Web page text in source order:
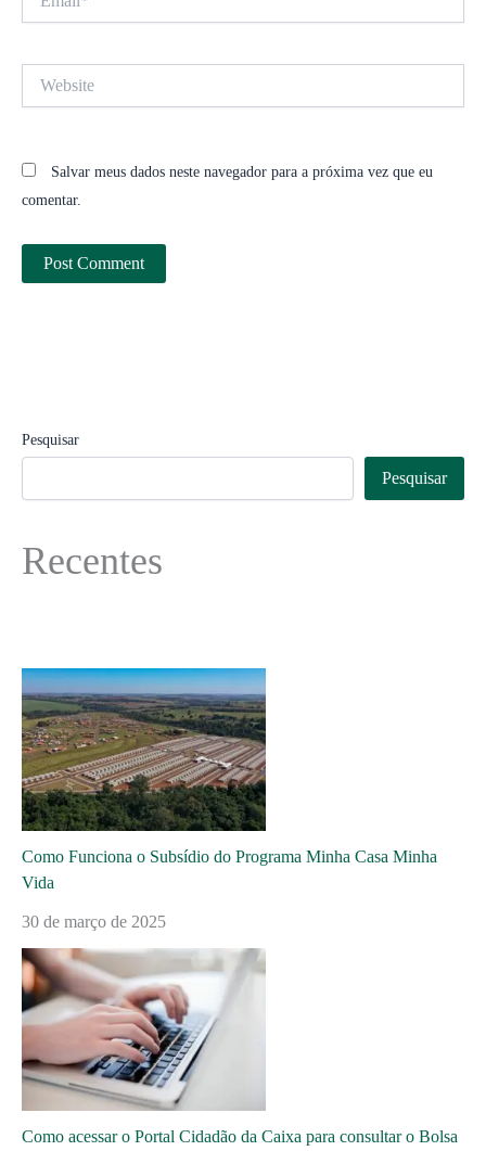
Salvar meus dados neste navegador para a próxima vez que eu
comentar.
Pesquisar
Pesquisar
Recentes
Como Funciona o Subsídio do Programa Minha Casa Minha
Vida
30 de março de 2025
Como acessar o Portal Cidadão da Caixa para consultar o Bolsa